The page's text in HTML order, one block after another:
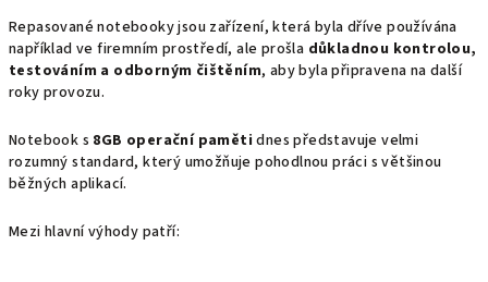
Repasované notebooky jsou zařízení, která byla dříve používána
například ve firemním prostředí, ale prošla důkladnou kontrolou,
testováním a odborným čištěním, aby byla připravena na další
roky provozu.
Notebook s 8GB operační paměti dnes představuje velmi
rozumný standard, který umožňuje pohodlnou práci s většinou
běžných aplikací.
Mezi hlavní výhody patří: